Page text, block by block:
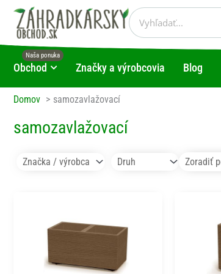
Preskočiť
obsah
Vyhľadať
Obchod Open ObchodZnačky a výrobcovia Blog
Domov samozavlažovací
samozavlažovací